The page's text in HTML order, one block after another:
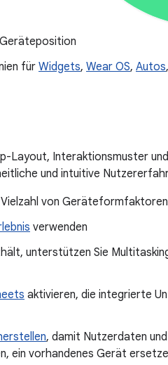
fürWidgets, Wear OS, Autos,
Layout, Interaktionsmuster
und intuitive
von
verwenden
unterstützen Sie
aktivieren, die integrierte
, damit Nutzerdaten
ein vorhandenes Gerät